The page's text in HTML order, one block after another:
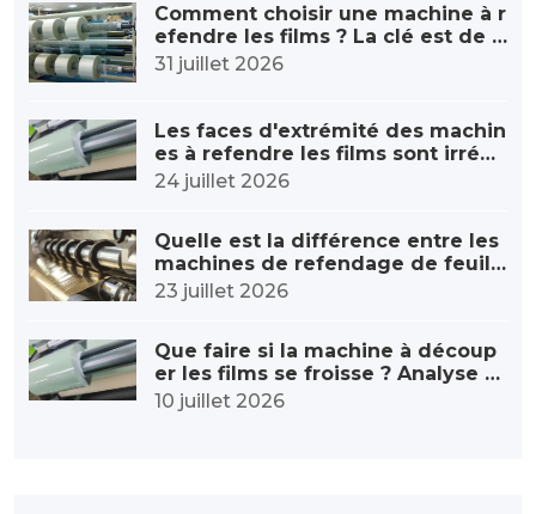
Comment choisir une machine à r
efendre les films ? La clé est de p
rendre en compte ces cinq point
31 juillet 2026
Les faces d'extrémité des machin
es à refendre les films sont irrégu
lières ? Voici comment ajuster la t
ension lors du rembobinage.
24 juillet 2026
Quelle est la différence entre les
machines de refendage de feuill
es à marquage à chaud et les ma
chines de refendage de films ord
23 juillet 2026
Que faire si la machine à découp
er les films se froisse ? Analyse c
omplète des causes profondes et
des solutions.
10 juillet 2026